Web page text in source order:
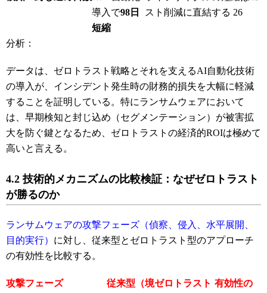
導入で98日
短縮
スト削減に直結する 26
分析：
データは、ゼロトラスト戦略とそれを支えるAI自動化技術
の導入が、インシデント発生時の財務的損失を大幅に軽減
することを証明している。特にランサムウェアにおいて
は、早期検知と封じ込め（セグメンテーション）が被害拡
大を防ぐ鍵となるため、ゼロトラストの経済的ROIは極めて
高いと言える。
4.2 技術的メカニズムの比較検証：なぜゼロトラスト
が勝るのか
ランサムウェアの攻撃フェーズ（偵察、侵入、水平展開、
目的実行） に対し、従来型とゼロトラスト型のアプローチ
の有効性を比較する。
攻撃フェーズ
従来型（境ゼロトラスト 有効性の